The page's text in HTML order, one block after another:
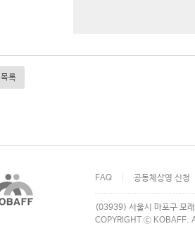
목록
FAQ 공동체상영 신청
(03939) 서울시 마포구 모
COPYRIGHT ⓒ KOBAFF.